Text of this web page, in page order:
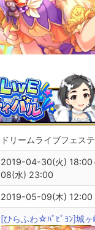
ドリームライブフェス
2019-04-30(火)
08(水) 23:00
2019-05-09(木) 12:00
[ひらふわ☆ﾊﾟﾋﾟﾖﾝ]城ヶ